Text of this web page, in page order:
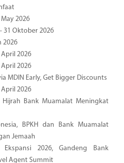
2026
31 Oktober 2026
2026
2026
2026
MDIN Early, Get Bigger Discounts
2026
Hijrah Bank Muamalat Meningkat
BPKH dan Bank Muamalat
Jemaah
Ekspansi 2026, Gandeng Bank
Agent Summit